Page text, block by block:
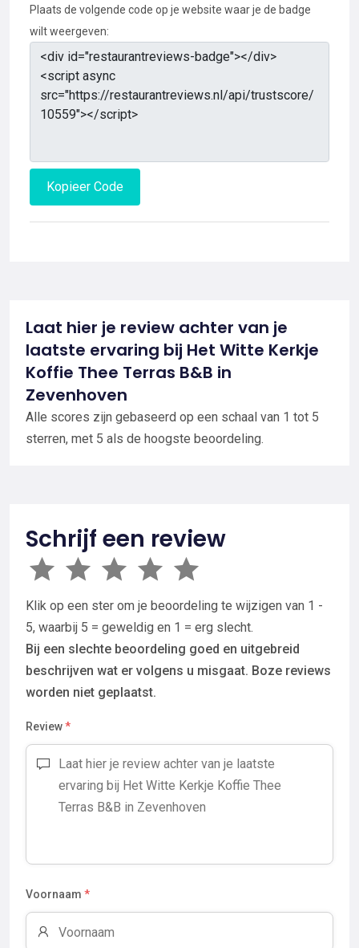
Plaats de volgende code op je website waar je de badge
wilt weergeven:
Kopieer Code
Laat hier je review achter van je
laatste ervaring bij Het Witte Kerkje
Koffie Thee Terras B&B in
Zevenhoven
Alle scores zijn gebaseerd op een schaal van 1 tot 5
sterren, met 5 als de hoogste beoordeling.
Schrijf een review
Klik op een ster om je beoordeling te wijzigen van 1 -
5, waarbij 5 = geweldig en 1 = erg slecht.
Bij een slechte beoordeling goed en uitgebreid
beschrijven wat er volgens u misgaat. Boze reviews
worden niet geplaatst.
Review*
Voornaam *